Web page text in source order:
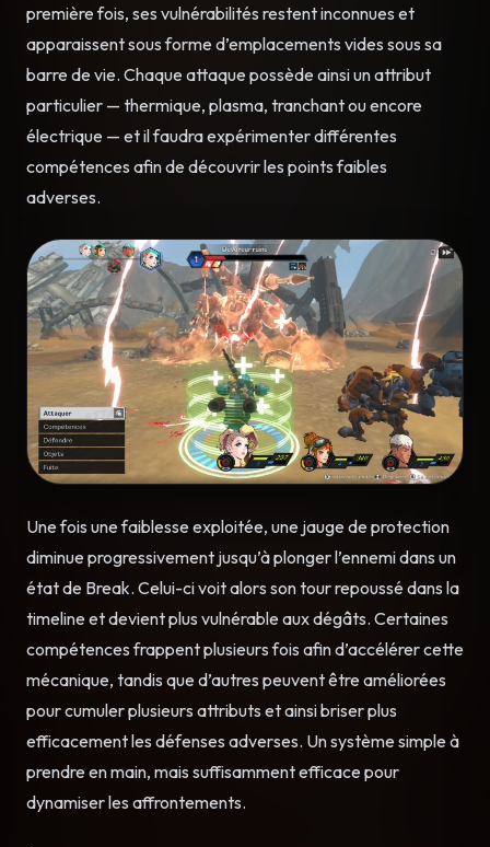
première fois, ses vulnérabilités restent inconnues et
apparaissent sous forme d’emplacements vides sous sa
barre de vie. Chaque attaque possède ainsi un attribut
particulier — thermique, plasma, tranchant ou encore
électrique — et il faudra expérimenter différentes
compétences afin de découvrir les points faibles
adverses.
Une fois une faiblesse exploitée, une jauge de protection
diminue progressivement jusqu’à plonger l’ennemi dans un
état de Break. Celui-ci voit alors son tour repoussé dans la
timeline et devient plus vulnérable aux dégâts. Certaines
compétences frappent plusieurs fois afin d’accélérer cette
mécanique, tandis que d’autres peuvent être améliorées
pour cumuler plusieurs attributs et ainsi briser plus
efficacement les défenses adverses. Un système simple à
prendre en main, mais suffisamment efficace pour
dynamiser les affrontements.